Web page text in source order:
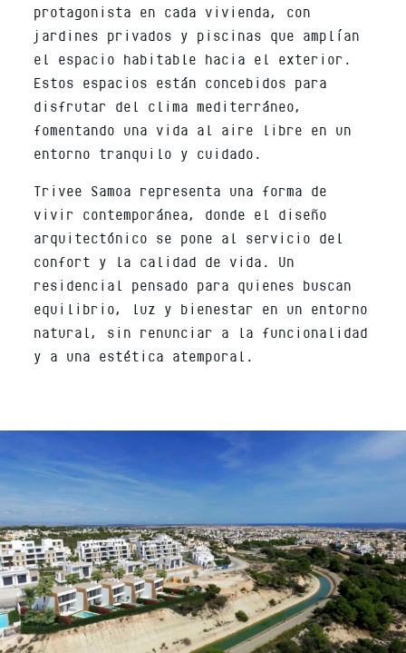
protagonista en cada vivienda, con
jardines privados y piscinas que amplían
el espacio habitable hacia el exterior.
Estos espacios están concebidos para
disfrutar del clima mediterráneo,
fomentando una vida al aire libre en un
entorno tranquilo y cuidado.
Trivee Samoa representa una forma de
vivir contemporánea, donde el diseño
arquitectónico se pone al servicio del
confort y la calidad de vida. Un
residencial pensado para quienes buscan
equilibrio, luz y bienestar en un entorno
natural, sin renunciar a la funcionalidad
y a una estética atemporal.